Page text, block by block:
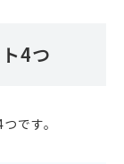
4つ
です。